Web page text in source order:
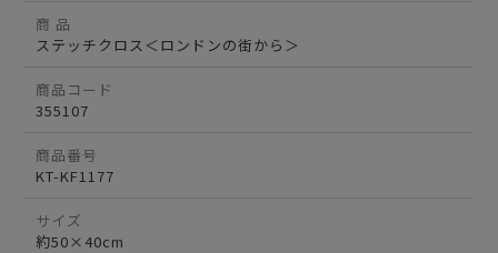
商 品
ステッチクロス＜ロンドンの街から＞
商品コード
355107
商品番号
KT-KF1177
サイズ
約50×40cm